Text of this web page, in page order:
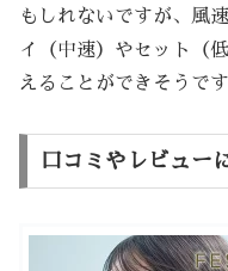
もしれないですが、風
イ（中速）やセット（
えることができそうです
口コミやレビュー